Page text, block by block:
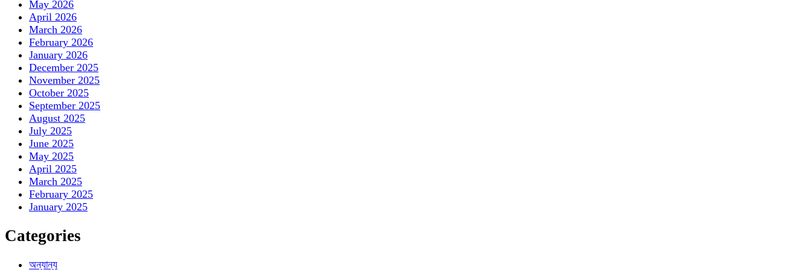
May 2026
April 2026
March 2026
February 2026
January 2026
December 2025
November 2025
October 2025
September 2025
August 2025
July 2025
June 2025
May 2025
April 2025
March 2025
February 2025
January 2025
Categories
অন্যান্য